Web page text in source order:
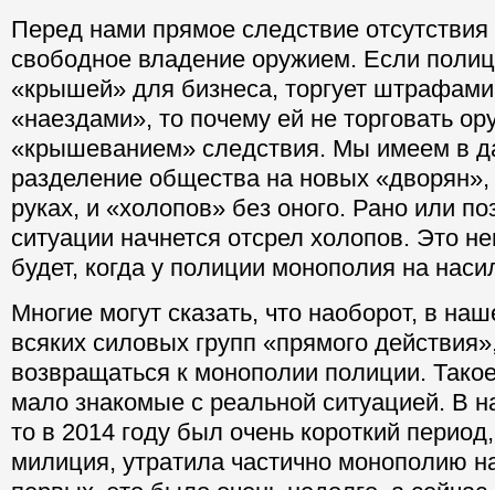
Перед нами прямое следствие
свободное владение оружием. Если
«крышей» для бизнеса, торгует
«наездами», то почему ей не торговать
«крышеванием» следствия. Мы имеем в
разделение общества на новых
руках, и «холопов» без оного. Рано или
ситуации начнется отсрел холопов. Это
будет, когда у полиции монополия на
Многие могут сказать, что наоборот, в
всяких силовых групп «прямого
возвращаться к монополии полиции.
мало знакомые с реальной ситуацией. В
то в 2014 году был очень короткий
милиция, утратила частично монополию